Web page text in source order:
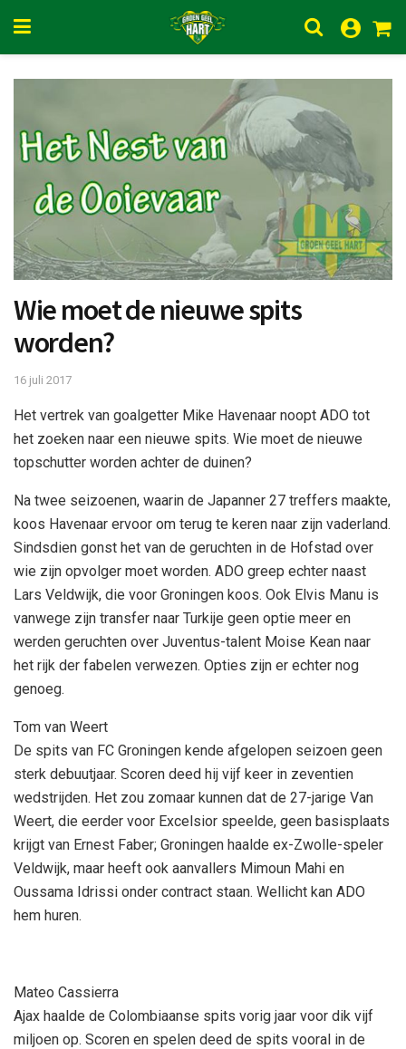
Wie moet de nieuwe spits
worden?
16 juli 2017
Het vertrek van goalgetter Mike Havenaar noopt ADO tot
het zoeken naar een nieuwe spits. Wie moet de nieuwe
topschutter worden achter de duinen?
Na twee seizoenen, waarin de Japanner 27 treffers maakte,
koos Havenaar ervoor om terug te keren naar zijn vaderland.
Sindsdien gonst het van de geruchten in de Hofstad over
wie zijn opvolger moet worden. ADO greep echter naast
Lars Veldwijk, die voor Groningen koos. Ook Elvis Manu is
vanwege zijn transfer naar Turkije geen optie meer en
werden geruchten over Juventus-talent Moise Kean naar
het rijk der fabelen verwezen. Opties zijn er echter nog
genoeg.
Tom van Weert
De spits van FC Groningen kende afgelopen seizoen geen
sterk debuutjaar. Scoren deed hij vijf keer in zeventien
wedstrijden. Het zou zomaar kunnen dat de 27-jarige Van
Weert, die eerder voor Excelsior speelde, geen basisplaats
krijgt van Ernest Faber; Groningen haalde ex-Zwolle-speler
Veldwijk, maar heeft ook aanvallers Mimoun Mahi en
Oussama Idrissi onder contract staan. Wellicht kan ADO
hem huren.
Mateo Cassierra
Ajax haalde de Colombiaanse spits vorig jaar voor dik vijf
miljoen op. Scoren en spelen deed de spits vooral in de